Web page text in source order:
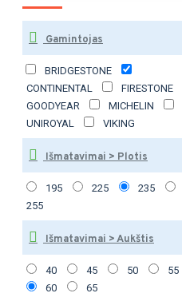
Gamintojas
BRIDGESTONE
CONTINENTAL
FIRESTONE
GOODYEAR
MICHELIN
UNIROYAL
VIKING
Išmatavimai > Plotis
195 225
235
255
Išmatavimai > Aukštis
40 45 50
55
60
65